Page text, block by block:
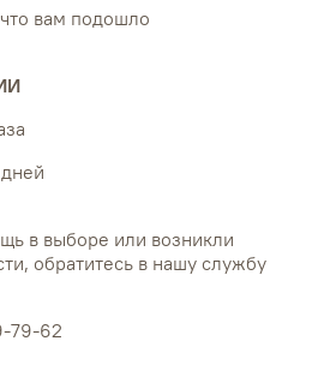
что вам подошло
в выборе или возникли
обратитесь в нашу службу
79-62